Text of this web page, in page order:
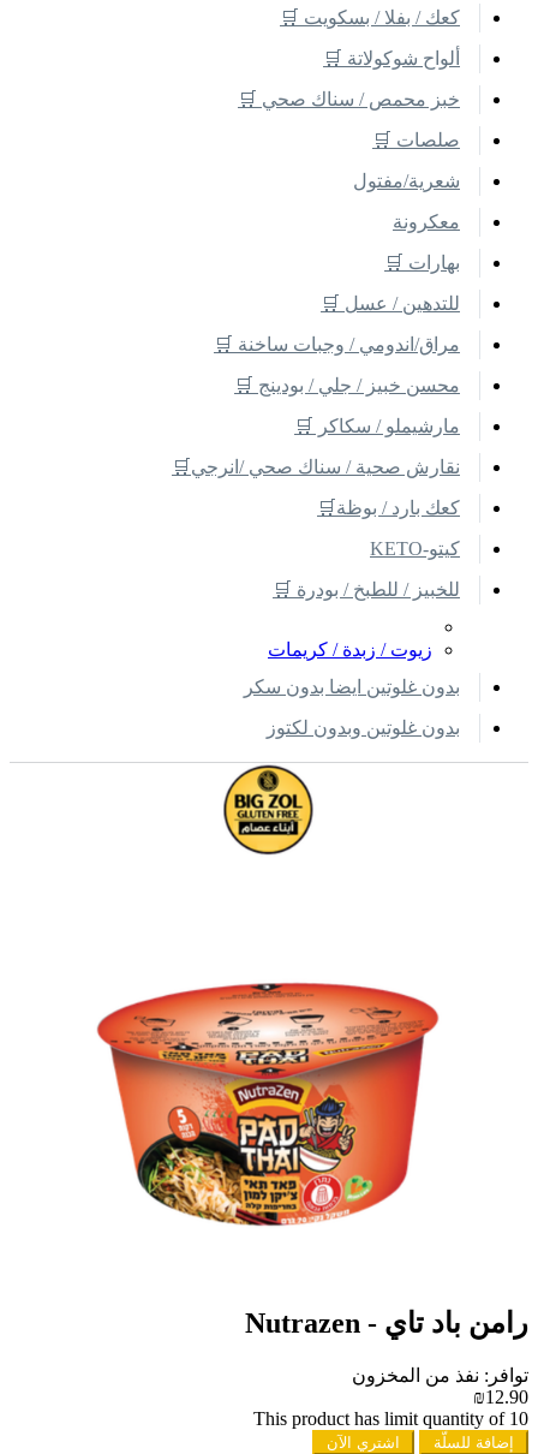
كعك / بفلا / بسكويت 🛒
ألواح شوكولاتة 🛒
خبز محمص / سناك صحي 🛒
صلصات 🛒
شعرية/مفتول
معكرونة
بهارات 🛒
للتدهين / عسل 🛒
مراق/اندومي / وجبات ساخنة 🛒
محسن خبيز / جلي / بودينج 🛒
مارشيملو / سكاكر 🛒
نقارش صحية / سناك صحي /انرجي🛒
كعك بارد / بوظة🛒
كيتو-KETO
للخبيز / للطبخ / بودرة 🛒
زيوت / زبدة / كريمات
بدون غلوتين ايضا بدون سكر
بدون غلوتين وبدون لكتوز
رامن باد تاي - Nutrazen
توافر: نفذ من المخزون
₪12.90
This product has limit quantity of 10
إضافة للسلّة اشتري الآن